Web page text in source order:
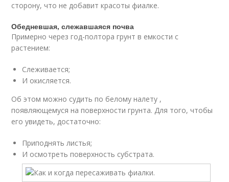
сторону, что не добавит красоты фиалке.
Обедневшая, слежавшаяся почва
Примерно через год-полтора грунт в емкости с
растением:
Слеживается;
И окисляется.
Об этом можно судить по белому налету ,
появляющемуся на поверхности грунта. Для того, чтобы
его увидеть, достаточно:
Приподнять листья;
И осмотреть поверхность субстрата.